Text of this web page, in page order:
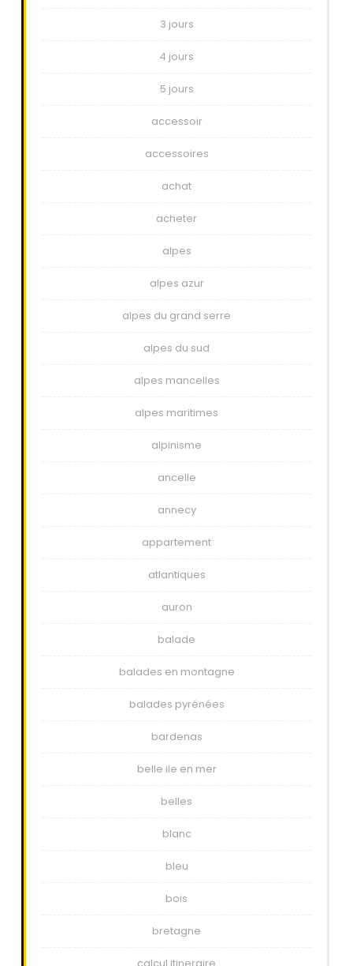
3 jours
4 jours
5 jours
accessoir
accessoires
achat
acheter
alpes
alpes azur
alpes du grand serre
alpes du sud
alpes mancelles
alpes maritimes
alpinisme
ancelle
annecy
appartement
atlantiques
auron
balade
balades en montagne
balades pyrénées
bardenas
belle ile en mer
belles
blanc
bleu
bois
bretagne